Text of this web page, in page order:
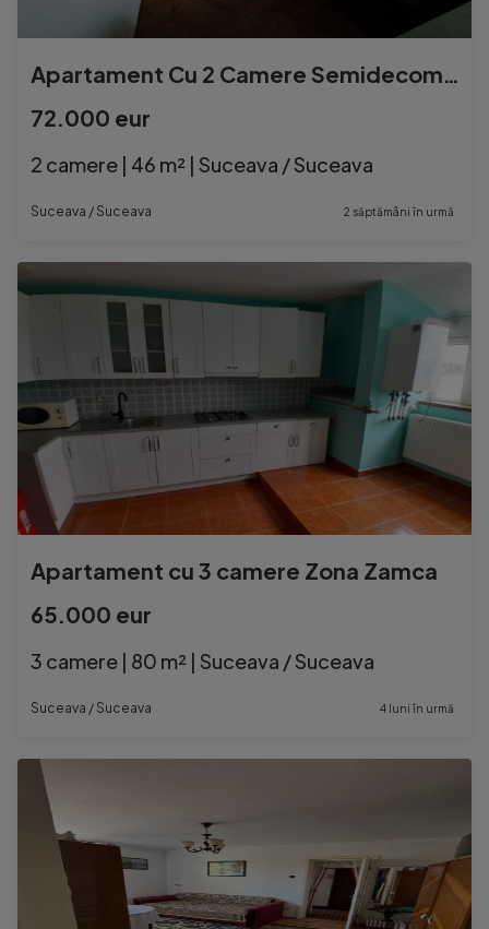
Apartament Cu 2 Camere Semidecomandate Etaj 1 -Zona Ultracentral
72.000 eur
2 camere | 46 m² | Suceava / Suceava
Suceava / Suceava 2 săptămâni în urmă
Apartament cu 3 camere Zona Zamca
65.000 eur
3 camere | 80 m² | Suceava / Suceava
Suceava / Suceava 4 luni în urmă